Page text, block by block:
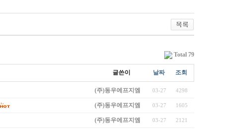
Total 79
글쓴이 날짜 조회
(주)동우에프지엠 03-27 4298
(주)동우에프지엠 03-27 1605
(주)동우에프지엠 03-27 2121